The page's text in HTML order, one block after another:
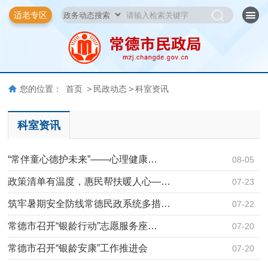
适老专区
您的位置： 首页 > 民政动态 > 科室资讯
科室资讯
08-05
“常伴童心德护未来”——心理健康…
07-23
政策清单有温度，惠民帮扶暖人心—…
07-22
筑牢暑期安全防线常德民政系统多措…
07-20
常德市召开“银龄行动”志愿服务座…
07-20
常德市召开“银龄安康”工作推进会